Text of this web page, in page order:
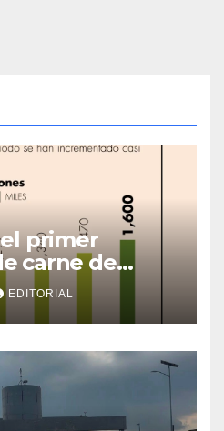
primer
carne de
EDITORIAL